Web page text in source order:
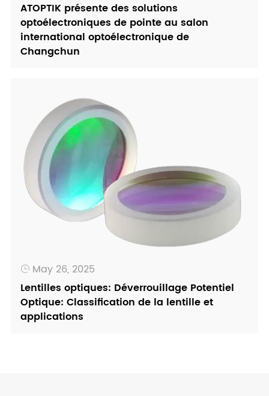
ATOPTIK présente des solutions
optoélectroniques de pointe au salon
international optoélectronique de
Changchun
 May 26, 2025
Lentilles optiques: Déverrouillage Potentiel
Optique: Classification de la lentille et
applications